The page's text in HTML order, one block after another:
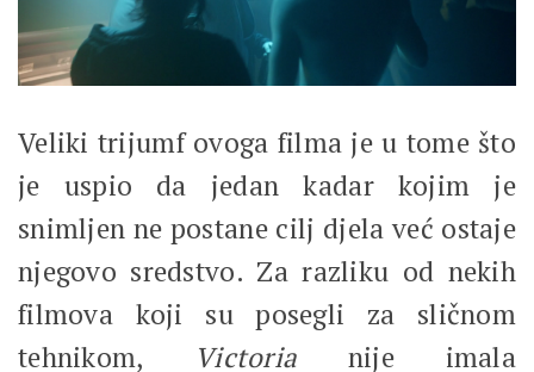
Veliki trijumf ovoga filma je u tome što
je uspio da jedan kadar kojim je
snimljen ne postane cilj djela već ostaje
njegovo sredstvo. Za razliku od nekih
filmova koji su posegli za sličnom
tehnikom,
Victoria nije imala